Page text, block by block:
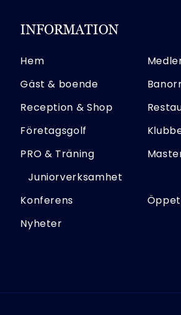
INFORMATION
Hem
Gäst & boende
Reception & Shop
Företagsgolf
PRO & Träning
Juniorverksamhet
Konferens
Nyheter